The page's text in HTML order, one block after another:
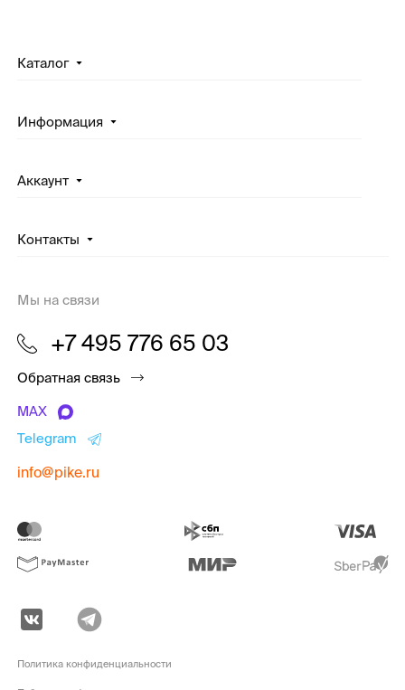
Каталог
Информация
Аккаунт
Контакты
Мы на связи
+7 495 776 65 03
Обратная связь
MAX
Telegram
info@pike.ru
Политика конфиденциальности